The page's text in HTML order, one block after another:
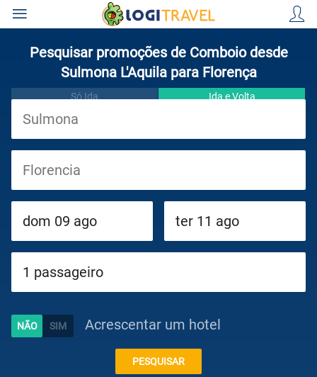
Cruzeiros
Circuitos
Caraíbas
Pesquisar promoções de Comboio desde
Sulmona L'Aquila para Florença
Só Ida Ida e Volta
Acrescentar um hotel
PESQUISAR